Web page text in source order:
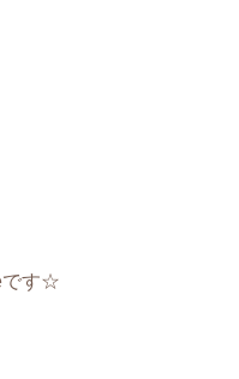
です☆